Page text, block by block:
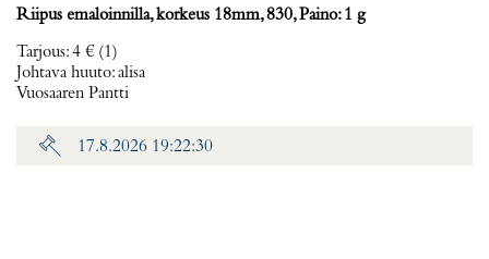
Riipus emaloinnilla, korkeus 18mm, 830, Paino: 1 g
Tarjous:4 € (1)
Johtava huuto:alisa
Vuosaaren Pantti
17.8.2026 19:22:30